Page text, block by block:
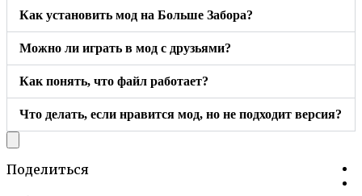
Как установить мод на Больше Забора?
Можно ли играть в мод с друзьями?
Как понять, что файл работает?
Что делать, если нравится мод, но не подходит версия?